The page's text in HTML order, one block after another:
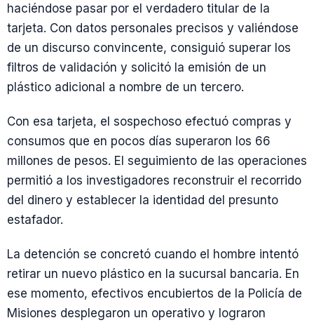
haciéndose pasar por el verdadero titular de la
tarjeta. Con datos personales precisos y valiéndose
de un discurso convincente, consiguió superar los
filtros de validación y solicitó la emisión de un
plástico adicional a nombre de un tercero.
Con esa tarjeta, el sospechoso efectuó compras y
consumos que en pocos días superaron los 66
millones de pesos. El seguimiento de las operaciones
permitió a los investigadores reconstruir el recorrido
del dinero y establecer la identidad del presunto
estafador.
La detención se concretó cuando el hombre intentó
retirar un nuevo plástico en la sucursal bancaria. En
ese momento, efectivos encubiertos de la Policía de
Misiones desplegaron un operativo y lograron